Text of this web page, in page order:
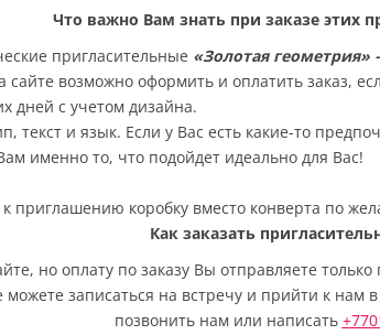
Что важно Вам знать при заказе этих
пригласительные «Золотая геометрия»
возможно оформить и оплатить заказ,
дней с учетом дизайна.
текст и язык. Если у Вас есть какие-то
именно то, что подойдет идеально для Вас!
приглашению коробку вместо конверта по
Как заказать
но оплату по заказу Вы отправляете
можете записаться на встречу и прийти к
позвонить нам или написать